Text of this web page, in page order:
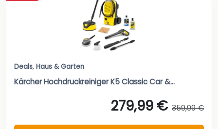
Deals, Haus & Garten
Kärcher Hochdruckreiniger K5 Classic Car &...
279,99 € 359,99 €